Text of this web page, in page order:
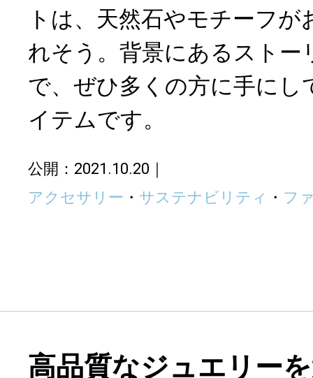
トは、天然石やモチーフ
れそう。背景にあるストー
で、ぜひ多くの方に手にし
イテムです。
公開：2021.10.20
アクセサリー ・ サステナビリティ ・ フ
高品質なジュエリー